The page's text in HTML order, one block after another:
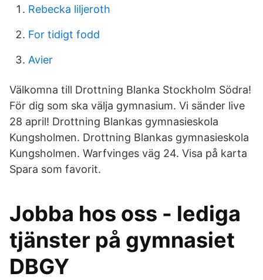
Rebecka liljeroth
For tidigt fodd
Avier
Välkomna till Drottning Blanka Stockholm Södra!
För dig som ska välja gymnasium. Vi sänder live
28 april! Drottning Blankas gymnasieskola
Kungsholmen. Drottning Blankas gymnasieskola
Kungsholmen. Warfvinges väg 24. Visa på karta
Spara som favorit.
Jobba hos oss - lediga
tjänster på gymnasiet
DBGY